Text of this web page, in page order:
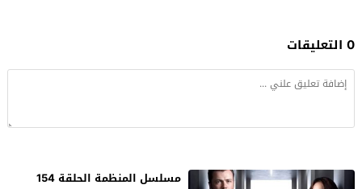
0 التعليقات
مسلسل المنظمة الحلقة 154